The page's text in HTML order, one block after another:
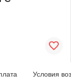
Условия